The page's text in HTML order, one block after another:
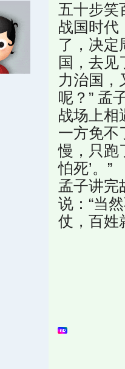
五十步笑
战国时代
了，决定
国，去见
力治国，
呢？” 孟
战场上相
一方免不
慢，只跑
怕死’。”
孟子讲完
说：“当
仗，百姓